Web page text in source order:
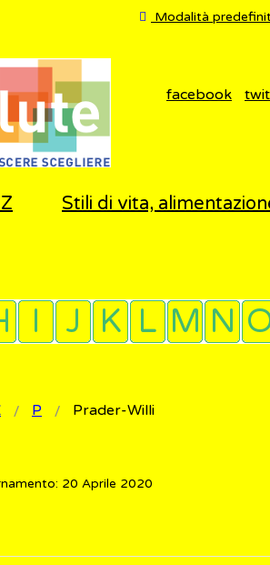
Modalità
facebook
Stili di vita,
P Prader-Willi
20 Aprile 2020